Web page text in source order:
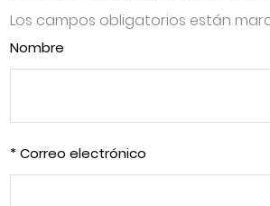
Los campos obligatorios están
Nombre
* Correo electrónico